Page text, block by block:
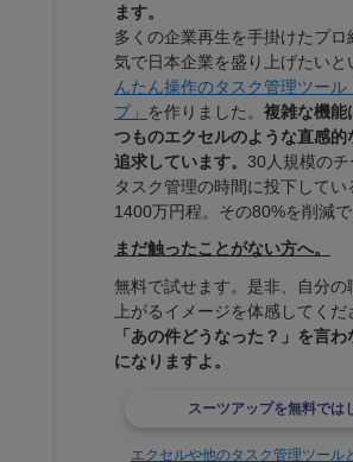
ます。
多くの企業再生を手掛けたプロ
気で日本企業を盛り上げたいと
んたん操作のタスク管理ツール
プ」
を作りました。 複雑な機能
つものエクセルのような直感的
追求しています。 30人規模の
タスク管理の時間に投下してい
1400万円程。その80%を削減で
まだ触ったことがない方へ。
無料で試せます。是非、自分の
上がるイメージを体感してくだ
「あの件どうなった？」を言
になりますよ。
スーツアップを無料では
エクセルや他のタスク管理ツール